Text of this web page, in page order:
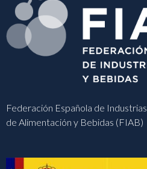
Federación Española de Industrias
de Alimentación y Bebidas (FIAB)